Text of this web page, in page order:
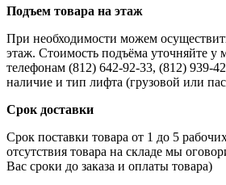
Подъем товара на этаж
При необходимости можем
этаж. Стоимость подъёма уточняйте у
телефонам (812) 642-92-33, (812) 939-
наличие и тип лифта (грузовой или
Срок доставки
Срок поставки товара от 1 до 5
отсутствия товара на складе мы
Вас сроки до заказа и оплаты товара)